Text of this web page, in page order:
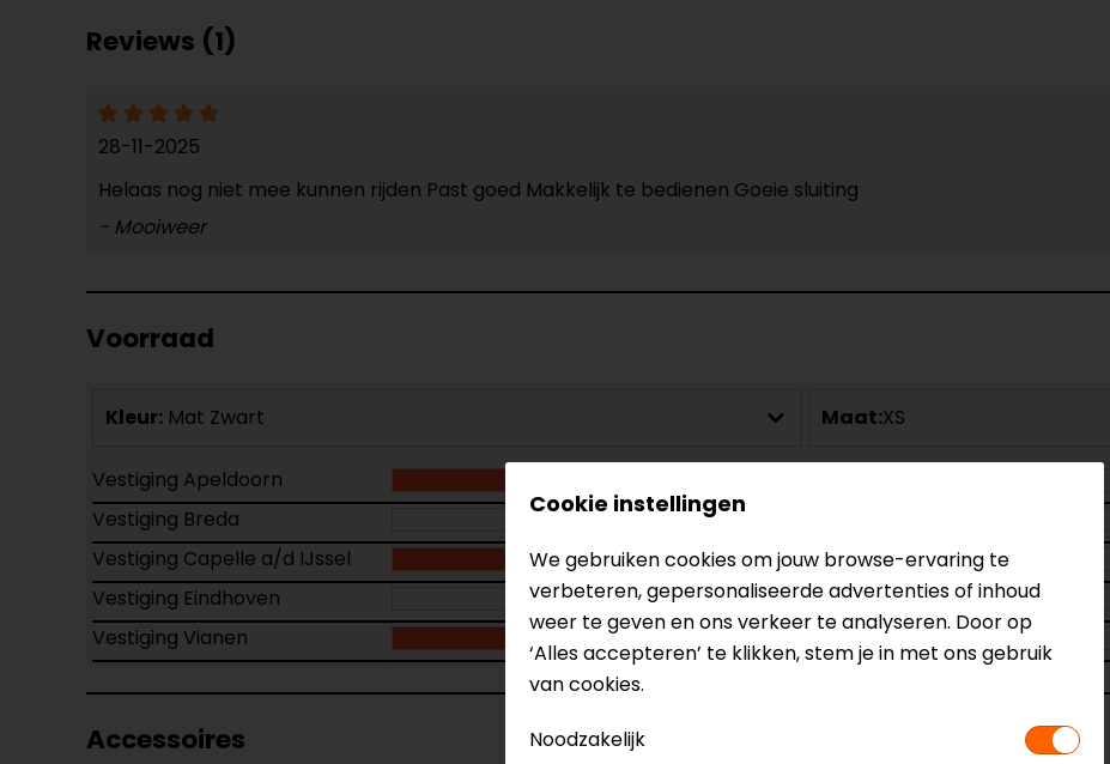
Reviews (1)
28-11-2025
Helaas nog niet mee kunnen rijden Past goed Makkelijk te bedienen Goeie sluiting
- Mooiweer
Voorraad
Kleur: Mat Zwart Maat:XS
Vestiging Apeldoorn
Vestiging Breda
Vestiging Capelle a/d IJssel
Vestiging Eindhoven
Vestiging Vianen
Accessoires
Cookie instellingen
We gebruiken cookies om jouw browse-ervaring te
verbeteren, gepersonaliseerde advertenties of inhoud
weer te geven en ons verkeer te analyseren. Door op
‘Alles accepteren’ te klikken, stem je in met ons gebruik
van cookies.
Noodzakelijk